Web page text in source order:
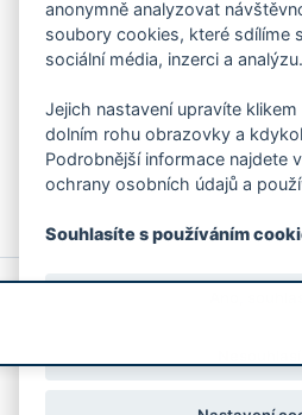
Aplikace
Chcete dostávat do svého
ankety, pozvánky na
Více informací o
© 2026 Magistrát města Zlína
anonymně analyzovat
soubory cookies, které sdílíme
sociální média, inzerci a analýzu.
Jejich nastavení upravíte
dolním rohu obrazovky a
Podrobnější informace najdete
ochrany osobních údajů a
Souhlasíte s používáním